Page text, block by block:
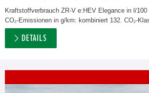
Kraftstoffverbrauch ZR-V e:HEV Elegance in l/
CO₂-Emissionen in g/km: kombiniert 132. CO₂-
DETAILS